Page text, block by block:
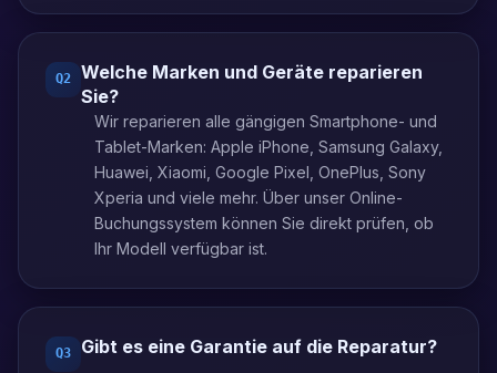
Q2
Welche Marken und Geräte reparieren
Sie?
Wir reparieren alle gängigen Smartphone- und
Tablet-Marken: Apple iPhone, Samsung Galaxy,
Huawei, Xiaomi, Google Pixel, OnePlus, Sony
Xperia und viele mehr. Über unser Online-
Buchungssystem können Sie direkt prüfen, ob
Ihr Modell verfügbar ist.
Q3 Gibt es eine Garantie auf die Reparatur?